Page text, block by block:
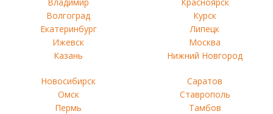
Волгоград
Екатеринбург
Ижевск
Казань
Курск
Липецк
Москва
Нижний Новгород
Новосибирск
Омск
Пермь
Саратов
Ставрополь
Тамбов